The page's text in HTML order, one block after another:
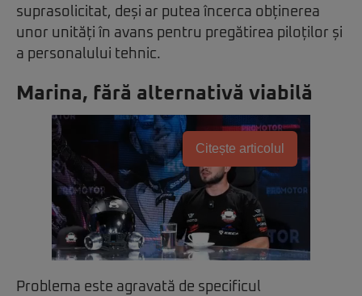
suprasolicitat, deși ar putea încerca obținerea
unor unități în avans pentru pregătirea piloților și
a personalului tehnic.
Marina, fără alternativă viabilă
Citește articolul
Problema este agravată de specificul